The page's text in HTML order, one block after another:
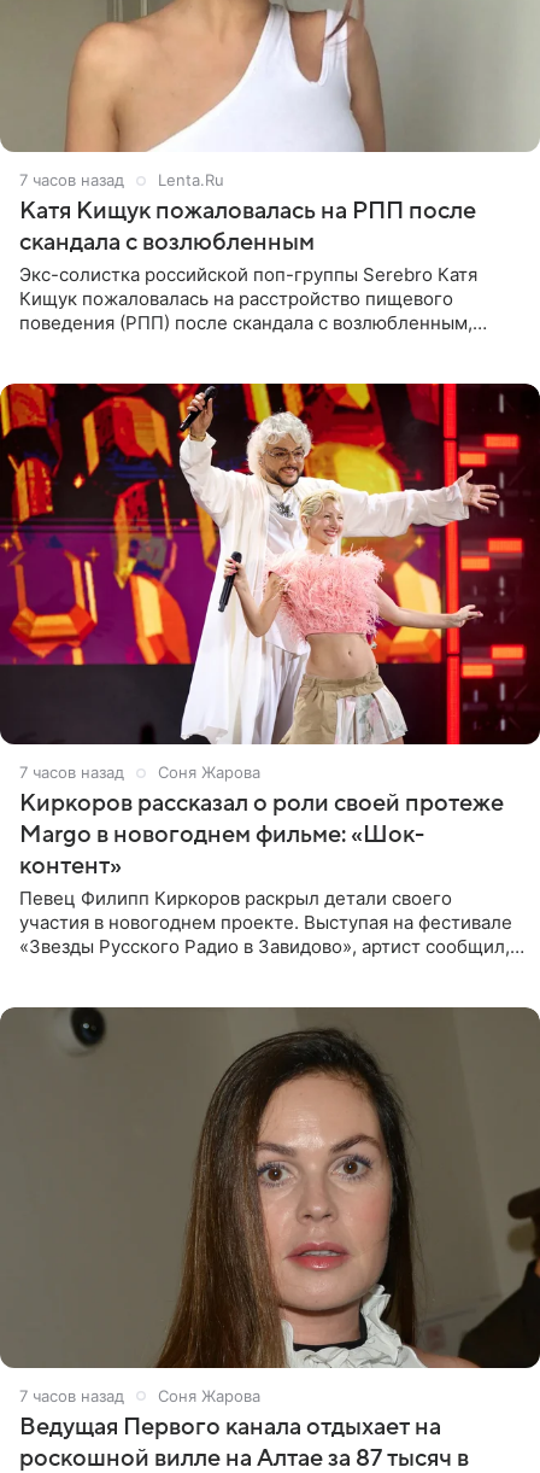
7 часов назад Lenta.Ru
Катя Кищук пожаловалась на РПП после
скандала с возлюбленным
Экс-солистка российской поп-группы Serebro Катя
Кищук пожаловалась на расстройство пищевого
поведения (РПП) после скандала с возлюбленным,
7 часов назад Соня Жарова
Киркоров рассказал о роли своей протеже
Margo в новогоднем фильме: «Шок-
контент»
Певец Филипп Киркоров раскрыл детали своего
участия в новогоднем проекте. Выступая на фестивале
«Звезды Русского Радио в Завидово», артист сообщил,
7 часов назад Соня Жарова
Ведущая Первого канала отдыхает на
роскошной вилле на Алтае за 87 тысяч в